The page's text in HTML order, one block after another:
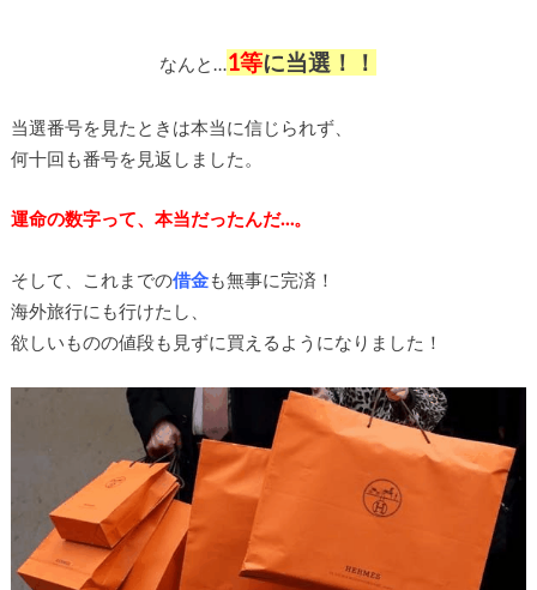
なんと…1等に当選！！
当選番号を見たときは本当に信じられず、
何十回も番号を見返しました。
運命の数字って、本当だったんだ…。
そして、これまでの借金も無事に完済！
海外旅行にも行けたし、
欲しいものの値段も見ずに買えるようになりました！